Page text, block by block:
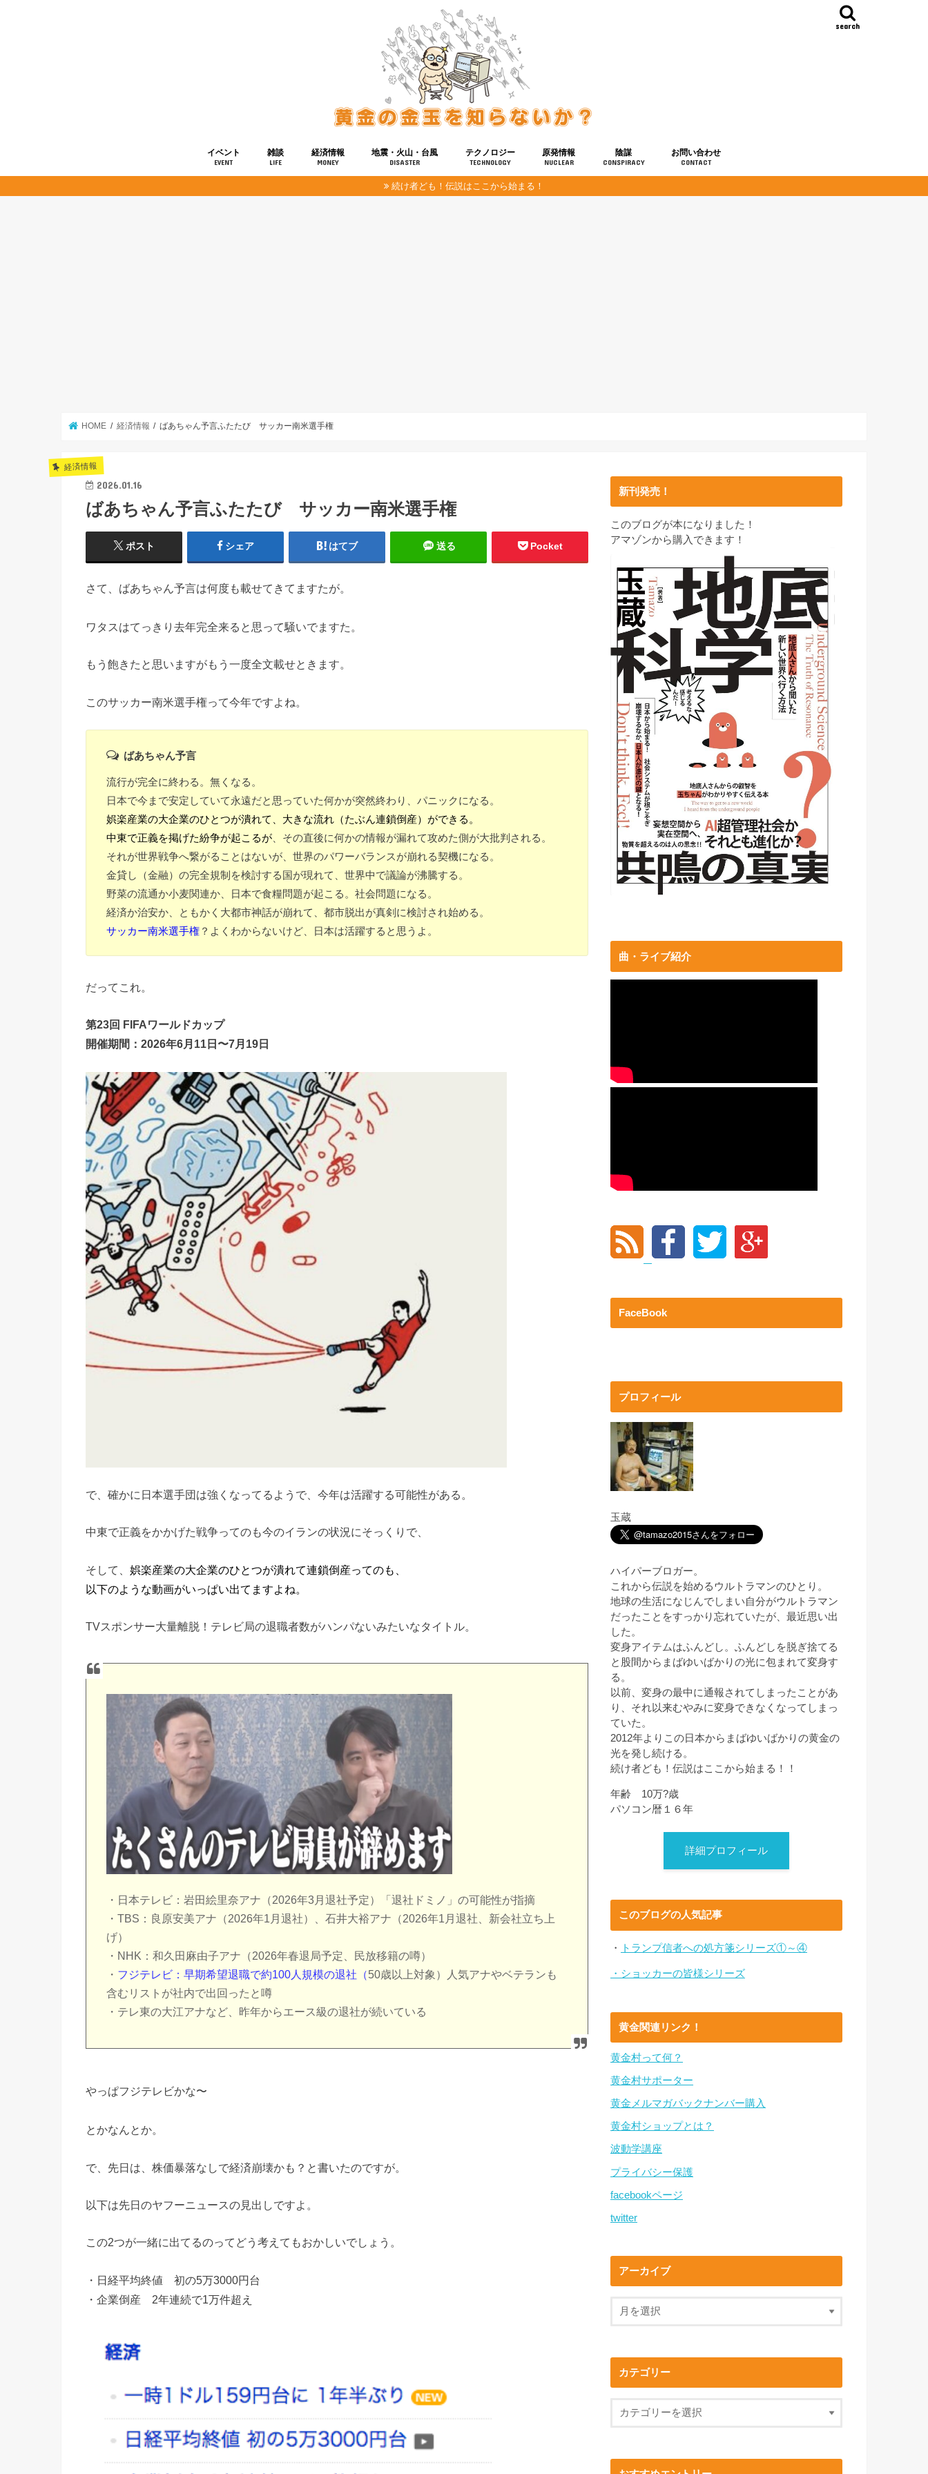
search
イベント
EVENT
雑談
LIFE
経済情報
MONEY
地震・火山・台風
DISASTER
テクノロジー
TECHNOLOGY
健康
宇宙
原発情報
NUCLEAR
陰謀
CONSPIRACY
お問い合わせ
CONTACT
続け者ども！伝説はここから始まる！
HOME 経済情報 ばあちゃん予言ふたたび サッカー南米選手権
経済情報
2026.01.16
ばあちゃん予言ふたたび サッカー南米選手権
ポスト シェア はてブ 送る Pocket
さて、ばあちゃん予言は何度も載せてきてますたが。
ワタスはてっきり去年完全来ると思って騒いでますた。
もう飽きたと思いますがもう一度全文載せときます。
このサッカー南米選手権って今年ですよね。
ばあちゃん予言
流行が完全に終わる。無くなる。
日本で今まで安定していて永遠だと思っていた何かが突然終わり、パニックになる。
娯楽産業の大企業のひとつが潰れて、大きな流れ（たぶん連鎖倒産）ができる。
中東で正義を掲げた紛争が起こるが 、その直後に何かの情報が漏れて攻めた側が大批判される。
それが世界戦争へ繋がることはないが、世界のパワーバランスが崩れる契機になる。
金貸し（金融）の完全規制を検討する国が現れて、世界中で議論が沸騰する。
野菜の流通か小麦関連か、日本で食糧問題が起こる。社会問題になる。
経済か治安か、ともかく大都市神話が崩れて、都市脱出が真剣に検討され始める。
サッカー南米選手権 ？よくわからないけど、日本は活躍すると思うよ。
だってこれ。
第23回 FIFAワールドカップ
開催期間：2026年6月11日〜7月19日
で、確かに日本選手団は強くなってるようで、今年は活躍する可能性がある。
中東で正義をかかげた戦争ってのも今のイランの状況にそっくりで、
そして、 娯楽産業の大企業のひとつが潰れて連鎖倒産ってのも、
以下のような動画がいっぱい出てますよね。
TVスポンサー大量離脱！テレビ局の退職者数がハンパないみたいなタイトル。
・日本テレビ：岩田絵里奈アナ（2026年3月退社予定）「退社ドミノ」の可能性が指摘
・TBS：良原安美アナ（2026年1月退社）、石井大裕アナ（2026年1月退社、新会社立ち上
げ）
・NHK：和久田麻由子アナ（2026年春退局予定、民放移籍の噂）
・ フジテレビ：早期希望退職で約100人規模の退社（50歳以上対象）人気アナやベテランも
含むリストが社内で出回ったと噂
・テレ東の大江アナなど、昨年からエース級の退社が続いている
やっぱフジテレビかな〜
とかなんとか。
で、先日は、株価暴落なしで経済崩壊かも？と書いたのですが。
以下は先日のヤフーニュースの見出しですよ。
この2つが一緒に出てるのってどう考えてもおかしいでしょう。
・日経平均終値 初の5万3000円台
・企業倒産 2年連続で1万件超え
新刊発売！
このブログが本になりました！
アマゾンから購入できます！
曲・ライブ紹介
FaceBook
プロフィール
玉蔵
ハイパーブロガー。
これから伝説を始めるウルトラマンのひとり。
地球の生活になじんでしまい自分がウルトラマン
だったことをすっかり忘れていたが、最近思い出
した。
変身アイテムはふんどし。ふんどしを脱ぎ捨てる
と股間からまばゆいばかりの光に包まれて変身す
る。
以前、変身の最中に通報されてしまったことがあ
り、それ以来むやみに変身できなくなってしまっ
ていた。
2012年よりこの日本からまばゆいばかりの黄金の
光を発し続ける。
続け者ども！伝説はここから始まる！！
年齢 10万?歳
パソコン暦１６年
詳細プロフィール
このブログの人気記事
・ トランプ信者への処方箋シリーズ①～④
・ショッカーの皆様シリーズ
黄金関連リンク！
黄金村って何？
黄金村サポーター
黄金メルマガバックナンバー購入
黄金村ショップとは？
波動学講座
プライバシー保護
facebookページ
twitter
アーカイブ
カテゴリー